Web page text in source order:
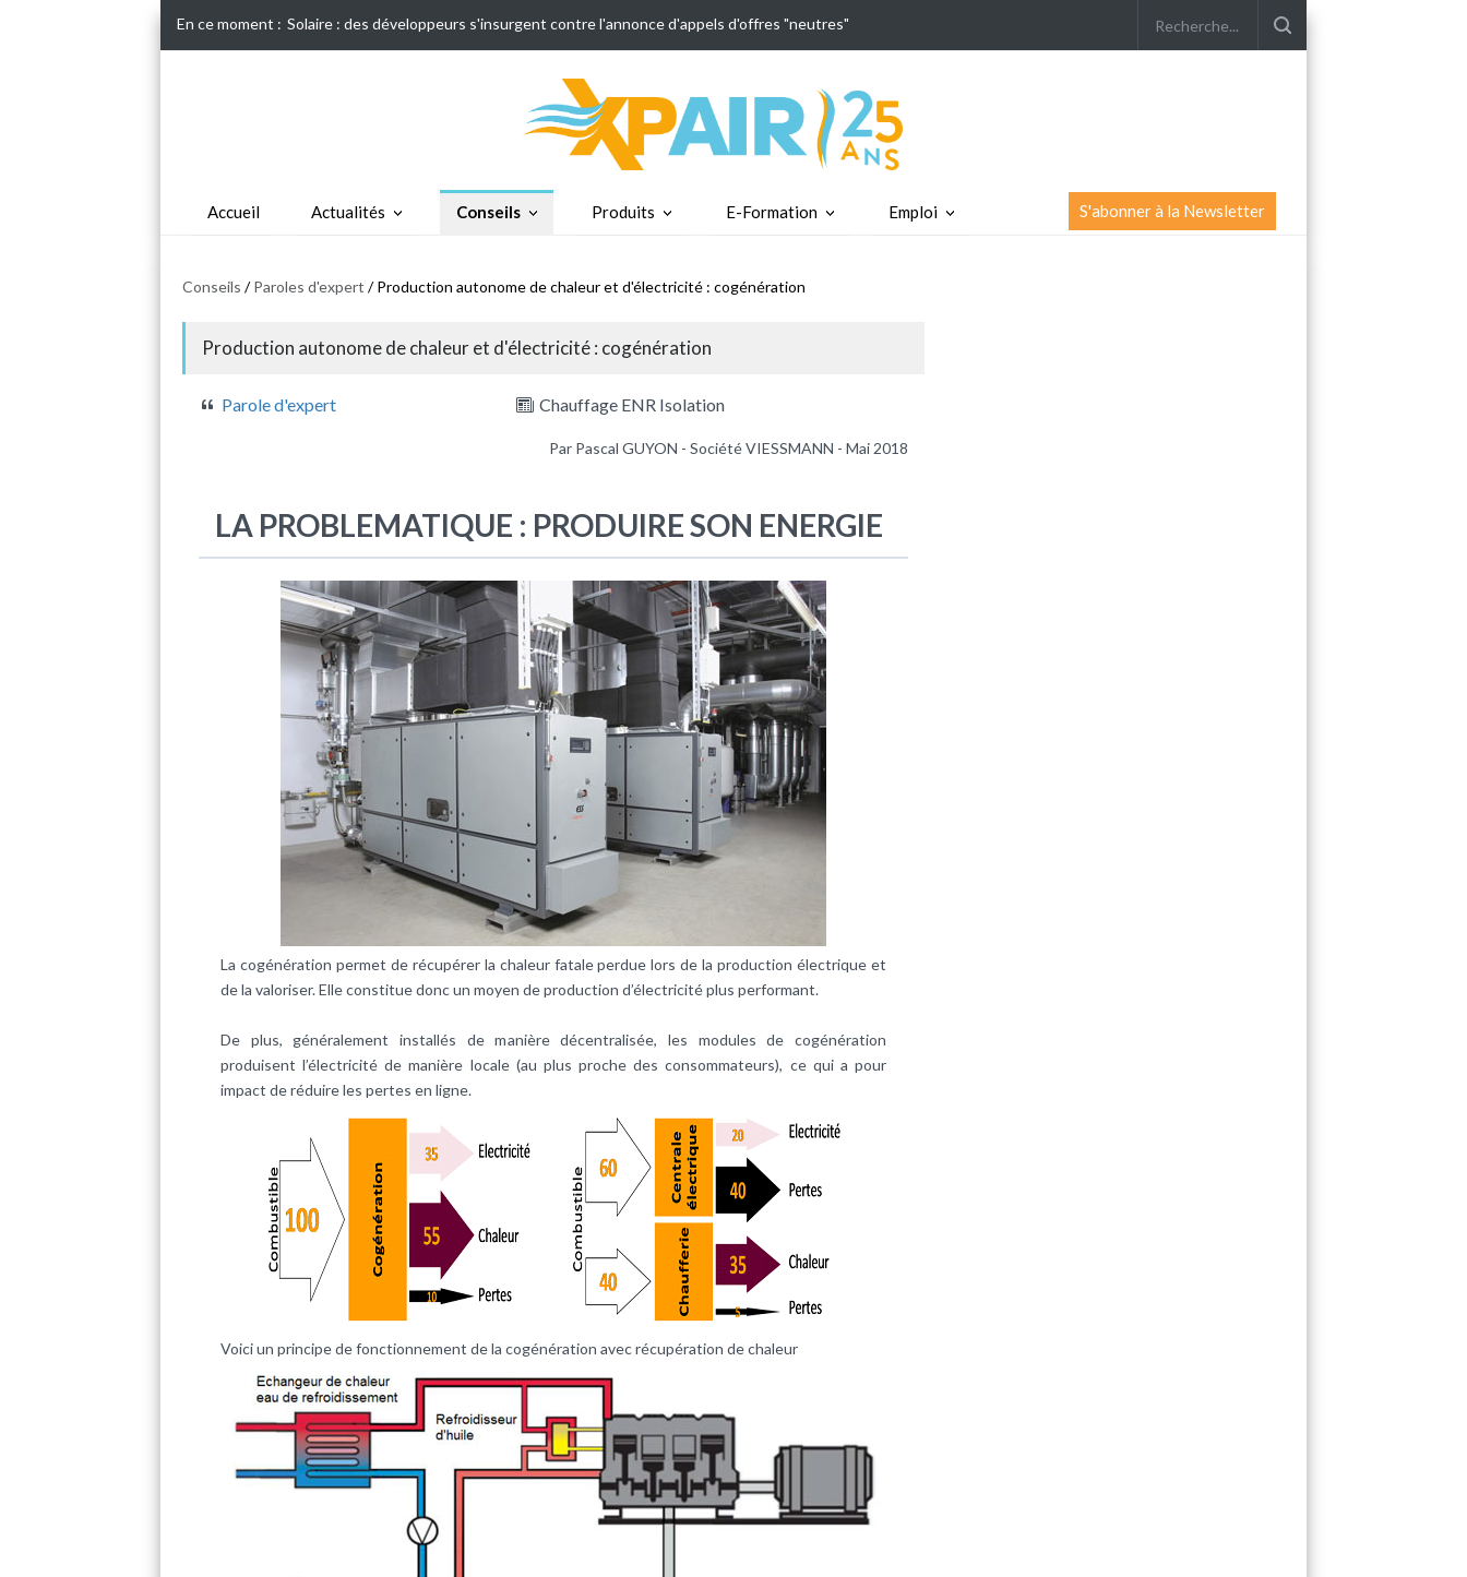
En ce moment : Solaire : des développeurs s'insurgent contre l'annonce d'appels d'offres "neutres"
Accueil Actualités Conseils Produits E-Formation Emploi S'abonner à la Newsletter
Conseils /Paroles d'expert / Production autonome de chaleur et d'électricité : cogénération
Production autonome de chaleur et d'électricité : cogénération
Parole d'expert Chauffage ENR Isolation
Par Pascal GUYON - Société VIESSMANN - Mai 2018
LA PROBLEMATIQUE : PRODUIRE SON ENERGIE
La cogénération permet de récupérer la chaleur fatale perdue lors de la production électrique et
de la valoriser. Elle constitue donc un moyen de production d’électricité plus performant.
De plus, généralement installés de manière décentralisée, les modules de cogénération
produisent l’électricité de manière locale (au plus proche des consommateurs), ce qui a pour
impact de réduire les pertes en ligne.
Voici un principe de fonctionnement de la cogénération avec récupération de chaleur